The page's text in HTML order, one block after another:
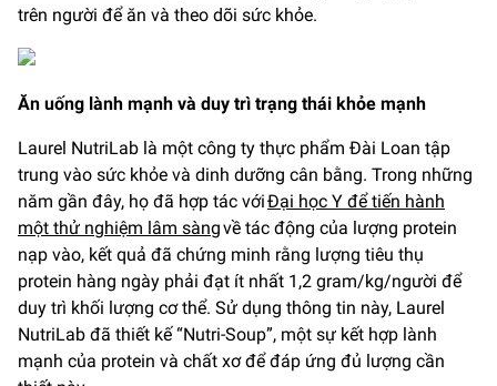
trên người để ăn và theo dõi sức khỏe.
Ăn uống lành mạnh và duy trì trạng thái khỏe mạnh
Laurel NutriLab là một công ty thực phẩm Đài Loan tập
trung vào sức khỏe và dinh dưỡng cân bằng. Trong những
năm gần đây, họ đã hợp tác vớiĐại học Y để tiến hành
một thử nghiệm lâm sàngvề tác động của lượng protein
nạp vào, kết quả đã chứng minh rằng lượng tiêu thụ
protein hàng ngày phải đạt ít nhất 1,2 gram/kg/người để
duy trì khối lượng cơ thể. Sử dụng thông tin này, Laurel
NutriLab đã thiết kế “Nutri-Soup”, một sự kết hợp lành
mạnh của protein và chất xơ để đáp ứng đủ lượng cần